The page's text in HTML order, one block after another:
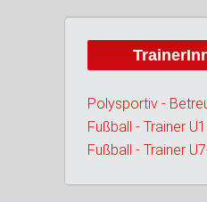
Polysportiv -
Fußball - Trainer
Fußball - Trainer